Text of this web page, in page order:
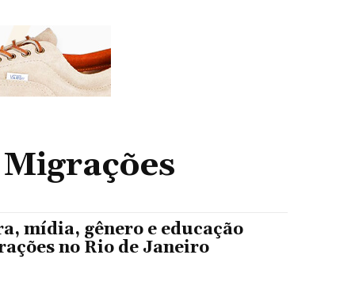
mídia, gênero e educação
no Rio de Janeiro